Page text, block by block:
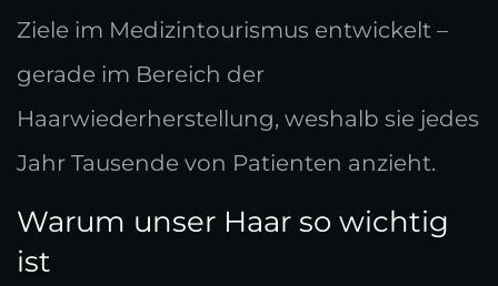
Ziele im Medizintourismus entwickelt –
gerade im Bereich der
Haarwiederherstellung, weshalb sie jedes
Jahr Tausende von Patienten anzieht.
Warum unser Haar so wichtig
ist